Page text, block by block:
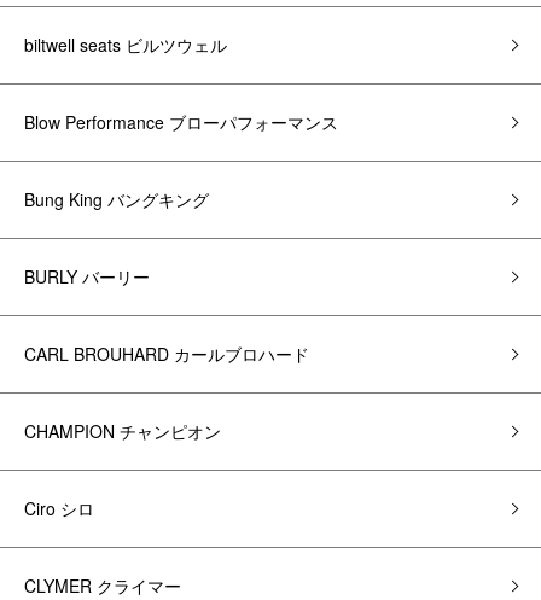
biltwell seats ビルツウェル
Blow Performance ブローパフォーマンス
Bung King バングキング
BURLY バーリー
CARL BROUHARD カールブロハード
CHAMPION チャンピオン
Ciro シロ
CLYMER クライマー